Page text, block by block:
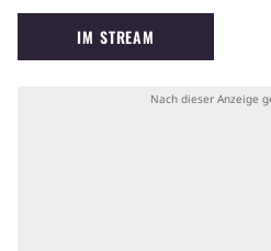
und Ellie in der
Überleben
Serie von
IM STREAM